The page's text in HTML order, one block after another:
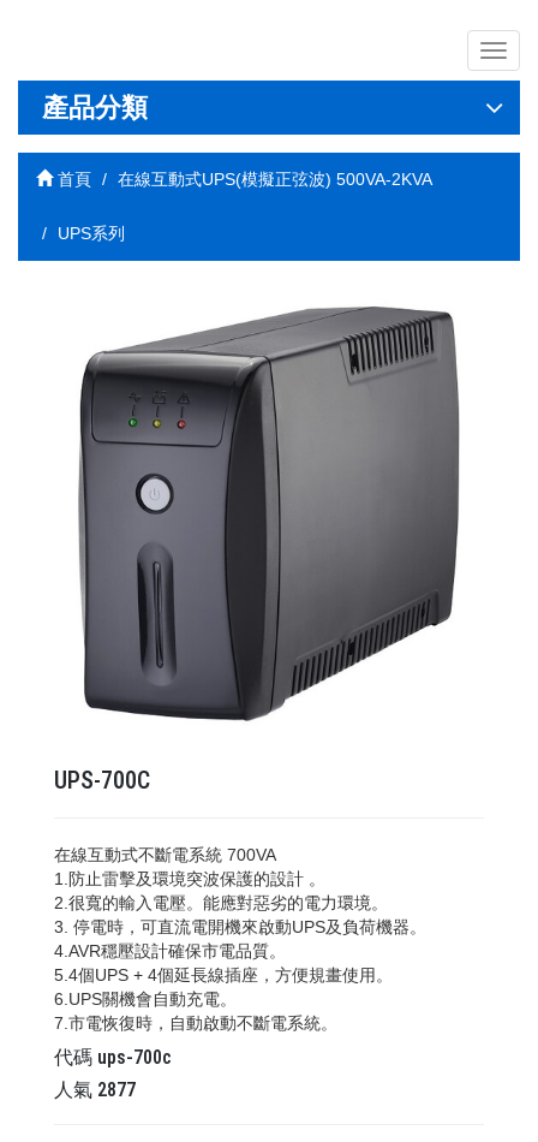
導
覽
列
關
產品分類
首頁 在線互動式UPS(模擬正弦波) 500VA-2KVA
UPS系列
UPS-700C
在線互動式不斷電系統 700VA
1.防止雷擊及環境突波保護的設計 。
2.很寬的輸入電壓。能應對惡劣的電力環境。
3. 停電時，可直流電開機來啟動UPS及負荷機器。
4.AVR穩壓設計確保市電品質。
5.4個UPS + 4個延長線插座，方便規畫使用。
6.UPS關機會自動充電。
7.市電恢復時，自動啟動不斷電系統。
代碼 ups-700c
人氣 2877